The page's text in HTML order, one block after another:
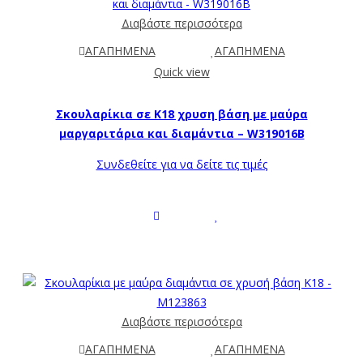
Διαβάστε περισσότερα
ΑΓΑΠΗΜΕΝΑ
ΑΓΑΠΗΜΕΝΑ
Quick view
Σκουλαρίκια σε Κ18 χρυση βάση με μαύρα
μαργαριτάρια και διαμάντια – W319016B
Συνδεθείτε για να δείτε τις τιμές
Διαβάστε περισσότερα
ΑΓΑΠΗΜΕΝΑ
ΑΓΑΠΗΜΕΝΑ